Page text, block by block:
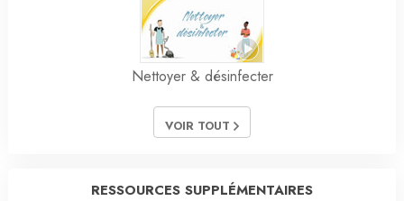
Nettoyer & désinfecter
VOIR TOUT
RESSOURCES SUPPLÉMENTAIRES